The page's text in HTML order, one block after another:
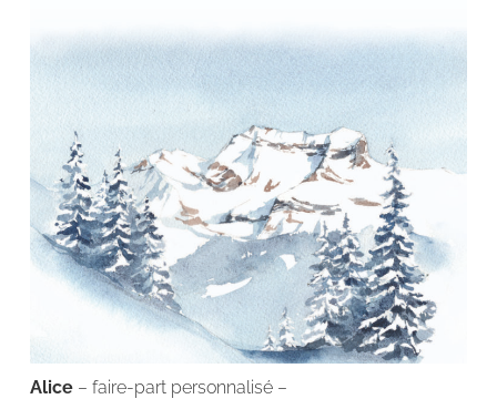
Alice – faire-part personnalisé –